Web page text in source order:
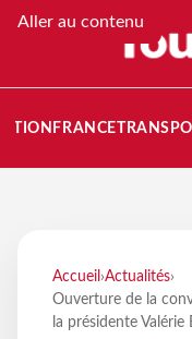
Aller au contenu
FRANCE
Accueil ›Actualités›
Ouverture de la
la présidente Valérie